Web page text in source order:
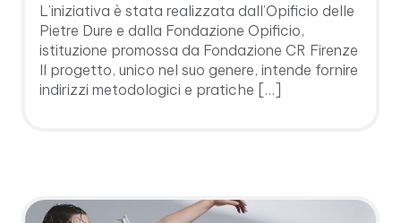
L’iniziativa è stata realizzata dall’Opificio delle
Pietre Dure e dalla Fondazione Opificio,
istituzione promossa da Fondazione CR Firenze
Il progetto, unico nel suo genere, intende fornire
indirizzi metodologici e pratiche […]